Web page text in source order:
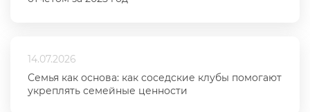
14.07.2026
Семья как основа: как соседские клубы помогают
укреплять семейные ценности